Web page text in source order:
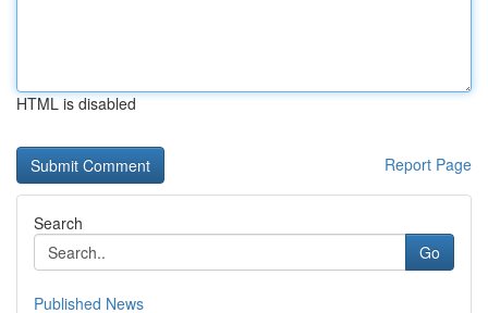
HTML is disabled
Report Page
Search
Go
Published News